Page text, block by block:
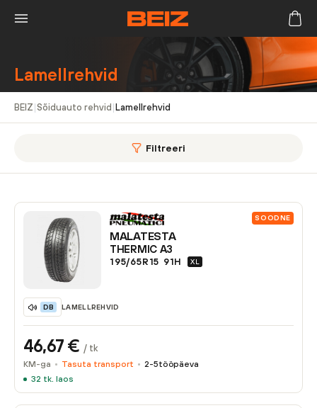
Lamellrehvid
BEIZ Sõiduauto rehvid Lamellrehvid
Filtreeri
SOODNE
MALATESTA
THERMIC A3
195/65R15 91H XL
DB LAMELLREHVID
46,67 € / tk
KM-ga Tasuta transport 2-5tööpäeva
32 tk. laos